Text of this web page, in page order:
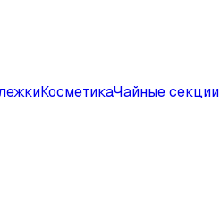
КосметикаЧайные секции